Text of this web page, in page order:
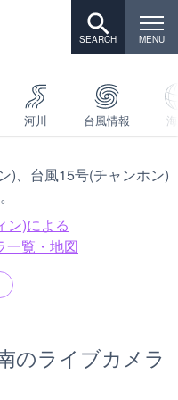
河川 台風情報
)、台風15号(チャンホン)
ン)による
一覧・地図
のライブカメラ